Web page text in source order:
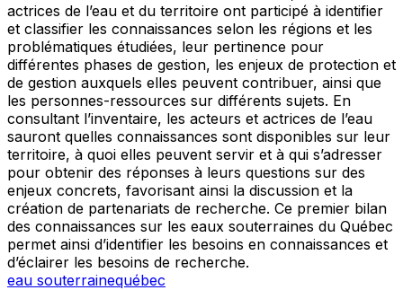
actrices de l’eau et du territoire ont participé à identifier
et classifier les connaissances selon les régions et les
problématiques étudiées, leur pertinence pour
différentes phases de gestion, les enjeux de protection et
de gestion auxquels elles peuvent contribuer, ainsi que
les personnes-ressources sur différents sujets. En
consultant l’inventaire, les acteurs et actrices de l’eau
sauront quelles connaissances sont disponibles sur leur
territoire, à quoi elles peuvent servir et à qui s’adresser
pour obtenir des réponses à leurs questions sur des
enjeux concrets, favorisant ainsi la discussion et la
création de partenariats de recherche. Ce premier bilan
des connaissances sur les eaux souterraines du Québec
permet ainsi d’identifier les besoins en connaissances et
d’éclairer les besoins de recherche.
eau souterrainequébec